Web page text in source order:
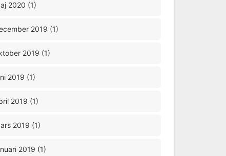
2020 (1)
2019 (1)
2019 (1)
2019 (1)
2019 (1)
2019 (1)
2019 (1)